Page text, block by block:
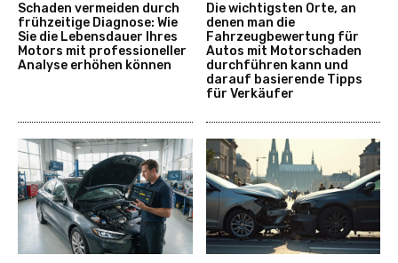
Schaden vermeiden durch
frühzeitige Diagnose: Wie
Sie die Lebensdauer Ihres
Motors mit professioneller
Analyse erhöhen können
Die wichtigsten Orte, an
denen man die
Fahrzeugbewertung für
Autos mit Motorschaden
durchführen kann und
darauf basierende Tipps
für Verkäufer